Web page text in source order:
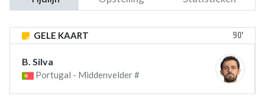
GELE KAART 90'
B. Silva
Portugal - Middenvelder #